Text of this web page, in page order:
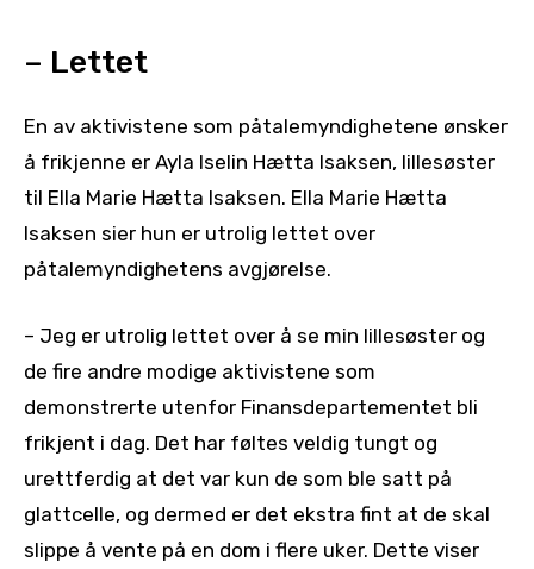
– Lettet
En av aktivistene som påtalemyndighetene ønsker
å frikjenne er Ayla Iselin Hætta Isaksen, lillesøster
til Ella Marie Hætta Isaksen. Ella Marie Hætta
Isaksen sier hun er utrolig lettet over
påtalemyndighetens avgjørelse.
– Jeg er utrolig lettet over å se min lillesøster og
de fire andre modige aktivistene som
demonstrerte utenfor Finansdepartementet bli
frikjent i dag. Det har føltes veldig tungt og
urettferdig at det var kun de som ble satt på
glattcelle, og dermed er det ekstra fint at de skal
slippe å vente på en dom i flere uker. Dette viser